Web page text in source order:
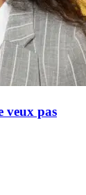
veux pas